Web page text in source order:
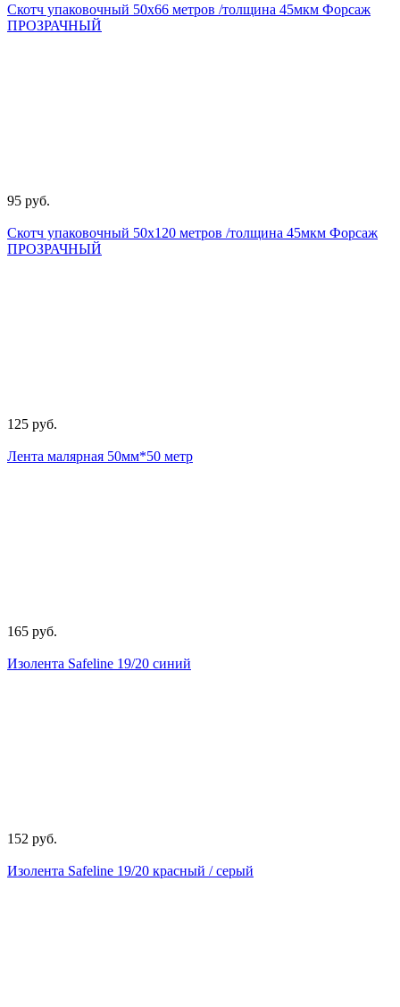
Скотч упаковочный 50х66 метров /толщина 45мкм Форсаж
ПРОЗРАЧНЫЙ
95 руб.
Скотч упаковочный 50х120 метров /толщина 45мкм Форсаж
ПРОЗРАЧНЫЙ
125 руб.
Лента малярная 50мм*50 метр
165 руб.
Изолента Safeline 19/20 синий
152 руб.
Изолента Safeline 19/20 красный / серый